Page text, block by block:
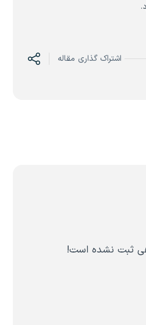
اشتراک گذاری مقاله
ثبت نشده است!